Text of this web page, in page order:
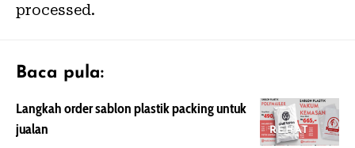
processed.
Baca pula:
REHAT
Langkah order sablon plastik packing untuk
jualan